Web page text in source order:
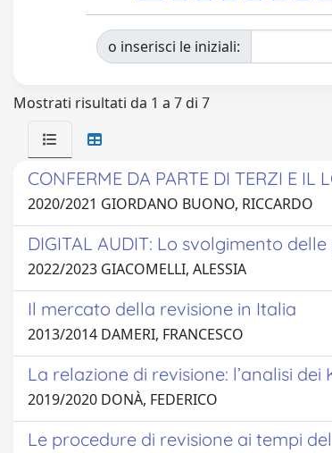
o inserisci le iniziali:
Mostrati risultati da 1 a 7 di 7
CONFERME DA PARTE DI TERZI E IL
2020/2021 GIORDANO BUONO, RICCARDO
DIGITAL AUDIT: Lo svolgimento
2022/2023 GIACOMELLI, ALESSIA
Il mercato della revisione in Italia
2013/2014 DAMERI, FRANCESCO
La relazione di revisione: l’analisi
2019/2020 DONÀ, FEDERICO
Le procedure di revisione ai tempi